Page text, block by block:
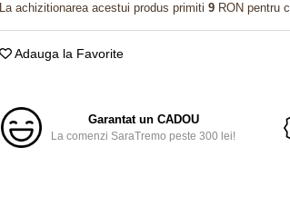
La achizitionarea acestui produs primiti 9 RON pentru
Adauga la Favorite
Garantat un CADOU
La comenzi SaraTremo peste 300 lei!